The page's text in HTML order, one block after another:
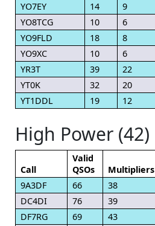
YO7EY
14 9
YO8TCG
10 6
YO9FLD
18 8
YO9XC
10 6
YR3T
39 22
YT0K
32 20
YT1DDL
19 12
High Power (42)
Call
Valid
QSOs
Multipliers
9A3DF
66 38
DC4DI
76 39
DF7RG
69 43